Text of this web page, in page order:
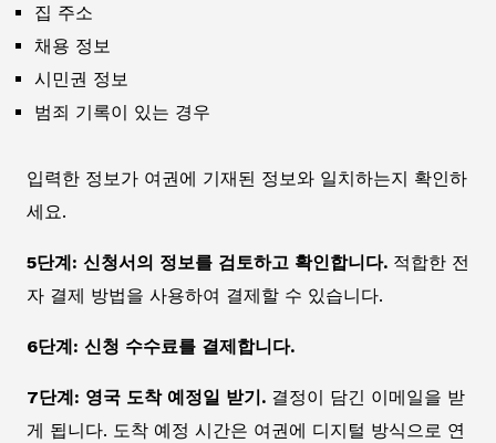
집 주소
채용 정보
시민권 정보
범죄 기록이 있는 경우
입력한 정보가 여권에 기재된 정보와 일치하는지 확인하
세요.
5단계: 신청서의 정보를 검토하고 확인합니다. 적합한 전
자 결제 방법을 사용하여 결제할 수 있습니다.
6단계: 신청 수수료를 결제합니다.
7단계: 영국 도착 예정일 받기. 결정이 담긴 이메일을 받
게 됩니다. 도착 예정 시간은 여권에 디지털 방식으로 연